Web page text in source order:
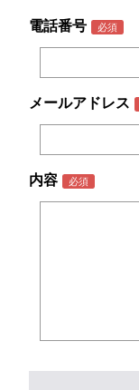
電話番号
メールアドレス
内容